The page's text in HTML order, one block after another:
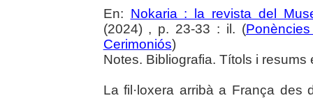
En: Nokaria : la revista del
(2024) , p. 23-33 : il. (
Cerimoniós)
Notes. Bibliografia. Títols i resums
La fil·loxera arribà a França